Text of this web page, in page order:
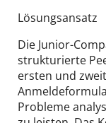
Lösungsansatz
Die Junior-
strukturierte
ersten und
Probleme